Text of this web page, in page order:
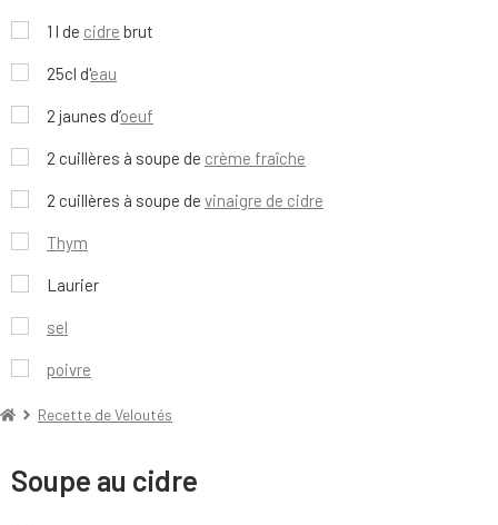
1 l de cidre brut
25cl d'eau
2 jaunes d’oeuf
2 cuillères à soupe de crème fraîche
2 cuillères à soupe de vinaigre de cidre
Thym
Laurier
sel
poivre
Recette de Veloutés
Soupe au cidre